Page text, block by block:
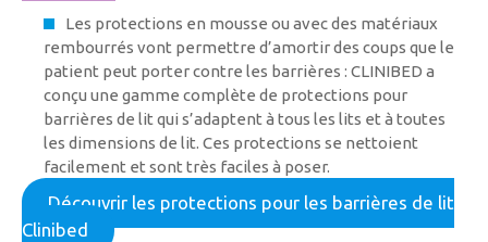
Les protections en mousse ou avec des matériaux
rembourrés vont permettre d’amortir des coups que le
patient peut porter contre les barrières : CLINIBED a
conçu une gamme complète de protections pour
barrières de lit qui s’adaptent à tous les lits et à toutes
les dimensions de lit. Ces protections se nettoient
facilement et sont très faciles à poser.
Découvrir les protections pour les barrières de lit
Clinibed